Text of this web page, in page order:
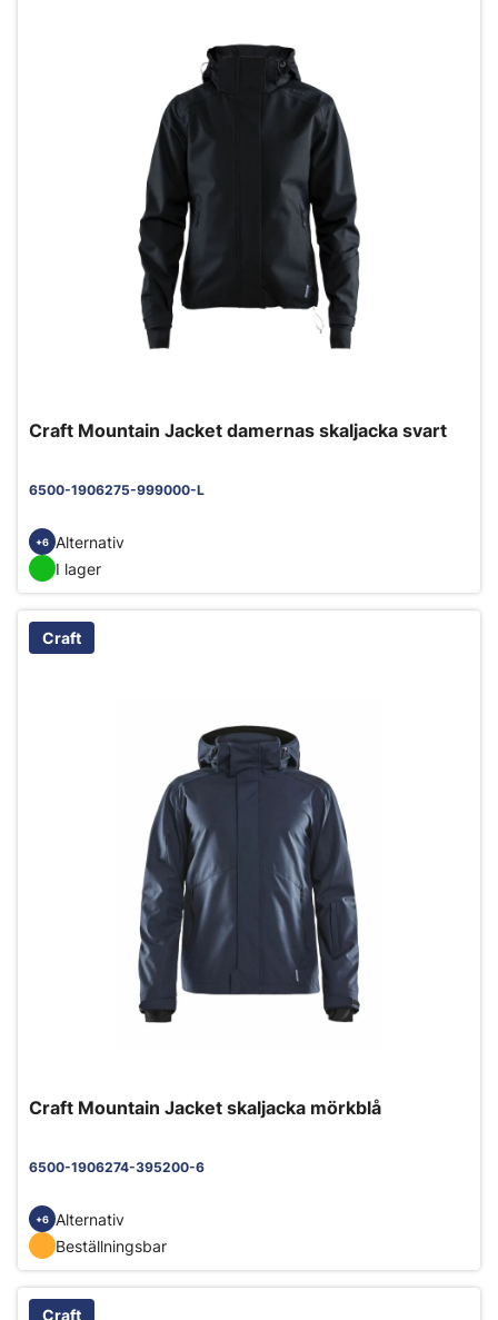
Craft Mountain Jacket damernas skaljacka svart
6500-1906275-999000-L
+6
Alternativ
I lager
Craft
Craft Mountain Jacket skaljacka mörkblå
6500-1906274-395200-6
+6
Alternativ
Beställningsbar
Craft